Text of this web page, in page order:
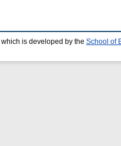
which is developed by the School of